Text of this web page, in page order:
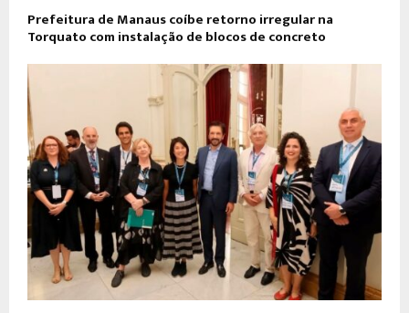
Prefeitura de Manaus coíbe retorno irregular na
Torquato com instalação de blocos de concreto